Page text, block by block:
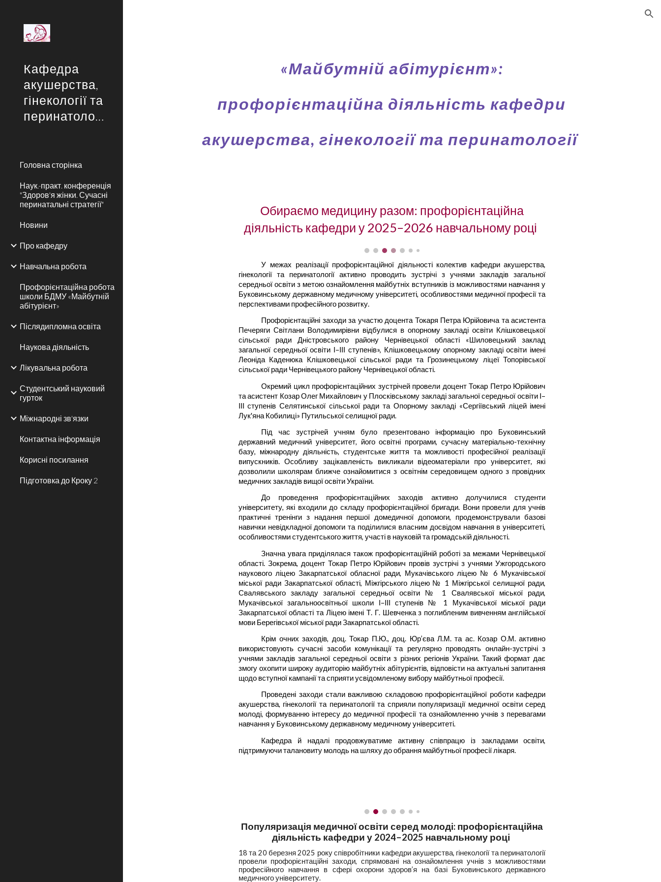
Кафедра
акушерства,
гінекології та
перинатології
Головна сторінка
Наук.-практ. конференція
"Здоров'я жінки. Сучасні
перинатальні стратегії"
Новини
Про кафедру
Навчальна робота
Профорієнтаційна робота
школи БДМУ «Майбутній
абітурієнт»
Післядипломна освіта
Наукова діяльність
Лікувальна робота
Студентський науковий
гурток
Міжнародні зв'язки
Контактна інформація
Корисні посилання
Підготовка до Кроку 2
«Майбутній абітурієнт»:
профорієнтаційна діяльність кафедри
акушерства, гінекології та перинатології
Обираємо медицину разом: профорієнтаційна
діяльність кафедри у 2025–2026 навчальному році
У межах реалізації профорієнтаційної діяльності колектив кафедри акушерства,
гінекології та перинатології активно проводить зустрічі з учнями закладів загальної
середньої освіти з метою ознайомлення майбутніх вступників із можливостями навчання у
Буковинському державному медичному університеті, особливостями медичної професії та
перспективами професійного розвитку.
Профорієнтаційні заходи за участю доцента Токаря Петра Юрійовича та асистента
Печеряги Світлани Володимирівни відбулися в опорному закладі освіти Клішковецької
сільської ради Дністровського району Чернівецької області «Шиловецький заклад
загальної середньої освіти І–ІІІ ступенів», Клішковецькому опорному закладі освіти імені
Леоніда Каденюка Клішковецької сільської ради та Грозинецькому ліцеї Топорівської
сільської ради Чернівецького району Чернівецької області.
Окремий цикл профорієнтаційних зустрічей провели доцент Токар Петро Юрійович
та асистент Козар Олег Михайлович у Плосківському закладі загальної середньої освіти І–
ІІІ ступенів Селятинської сільської ради та Опорному закладі «Сергіївський ліцей імені
Лук'яна Кобилиці» Путильської селищної ради.
Під час зустрічей учням було презентовано інформацію про Буковинський
державний медичний університет, його освітні програми, сучасну матеріально-технічну
базу, міжнародну діяльність, студентське життя та можливості професійної реалізації
випускників. Особливу зацікавленість викликали відеоматеріали про університет, які
дозволили школярам ближче ознайомитися з освітнім середовищем одного з провідних
медичних закладів вищої освіти України.
До проведення профорієнтаційних заходів активно долучилися студенти
університету, які входили до складу профорієнтаційної бригади. Вони провели для учнів
практичні тренінги з надання першої домедичної допомоги, продемонстрували базові
навички невідкладної допомоги та поділилися власним досвідом навчання в університеті,
особливостями студентського життя, участі в науковій та громадській діяльності.
Значна увага приділялася також профорієнтаційній роботі за межами Чернівецької
області. Зокрема, доцент Токар Петро Юрійович провів зустрічі з учнями Ужгородського
наукового ліцею Закарпатської обласної ради, Мукачівського ліцею № 6 Мукачівської
міської ради Закарпатської області, Міжгірського ліцею № 1 Міжгірської селищної ради,
Свалявського закладу загальної середньої освіти № 1 Свалявської міської ради,
Мукачівської загальноосвітньої школи І–ІІІ ступенів № 1 Мукачівської міської ради
Закарпатської області та Ліцею імені Т. Г. Шевченка з поглибленим вивченням англійської
мови Берегівської міської ради Закарпатської області.
Крім очних заходів, доц. Токар П.Ю., доц. Юр’єва Л.М. та ас. Козар О.М. активно
використовують сучасні засоби комунікації та регулярно проводять онлайн-зустрічі з
учнями закладів загальної середньої освіти з різних регіонів України. Такий формат дає
змогу охопити широку аудиторію майбутніх абітурієнтів, відповісти на актуальні запитання
щодо вступної кампанії та сприяти усвідомленому вибору майбутньої професії.
Проведені заходи стали важливою складовою профорієнтаційної роботи кафедри
акушерства, гінекології та перинатології та сприяли популяризації медичної освіти серед
молоді, формуванню інтересу до медичної професії та ознайомленню учнів з перевагами
навчання у Буковинському державному медичному університеті.
Кафедра й надалі продовжуватиме активну співпрацю із закладами освіти,
підтримуючи талановиту молодь на шляху до обрання майбутньої професії лікаря.
Популяризація медичної освіти серед молоді: профорієнтаційна
діяльність кафедри у 2024–2025 навчальному році
18 та 20 березня 2025 року співробітники кафедри акушерства, гінекології та перинатології
провели профорієнтаційні заходи, спрямовані на ознайомлення учнів з можливостями
професійного навчання в сфері охорони здоров’я на базі Буковинського державного
медичного університету.